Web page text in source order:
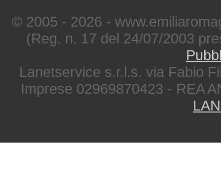
© 2005 - 2026 -
(Reg. n. 17 del 24/07/2003
Lanetservice s.r.l.s. via Fabio
Imprese 02969870423 - REA